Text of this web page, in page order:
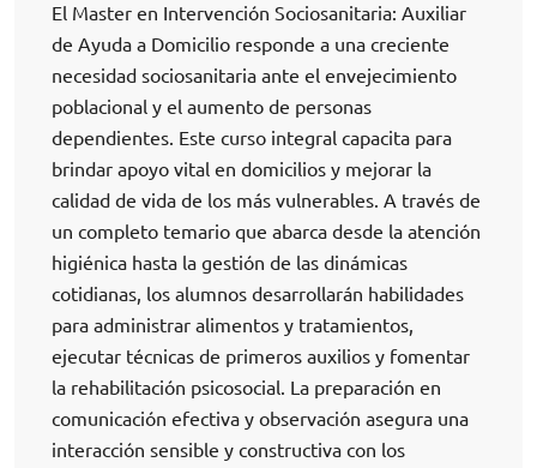
El Master en Intervención Sociosanitaria: Auxiliar
de Ayuda a Domicilio responde a una creciente
necesidad sociosanitaria ante el envejecimiento
poblacional y el aumento de personas
dependientes. Este curso integral capacita para
brindar apoyo vital en domicilios y mejorar la
calidad de vida de los más vulnerables. A través de
un completo temario que abarca desde la atención
higiénica hasta la gestión de las dinámicas
cotidianas, los alumnos desarrollarán habilidades
para administrar alimentos y tratamientos,
ejecutar técnicas de primeros auxilios y fomentar
la rehabilitación psicosocial. La preparación en
comunicación efectiva y observación asegura una
interacción sensible y constructiva con los